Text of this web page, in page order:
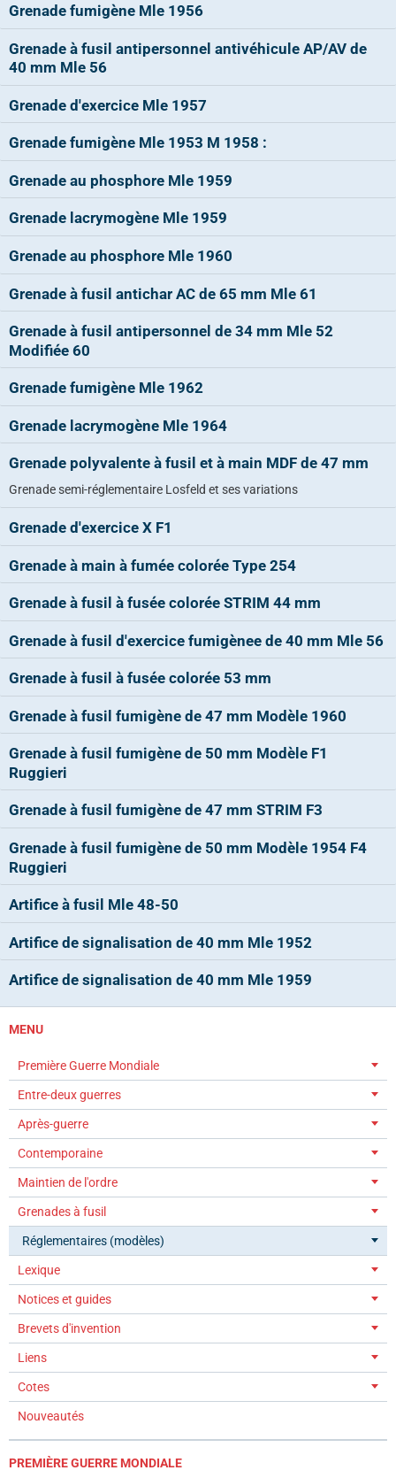
Grenade fumigène Mle 1956
Grenade à fusil antipersonnel antivéhicule AP/AV de
40 mm Mle 56
Grenade d'exercice Mle 1957
Grenade fumigène Mle 1953 M 1958 :
Grenade au phosphore Mle 1959
Grenade lacrymogène Mle 1959
Grenade au phosphore Mle 1960
Grenade à fusil antichar AC de 65 mm Mle 61
Grenade à fusil antipersonnel de 34 mm Mle 52
Modifiée 60
Grenade fumigène Mle 1962
Grenade lacrymogène Mle 1964
Grenade polyvalente à fusil et à main MDF de 47 mm
Grenade semi-réglementaire Losfeld et ses variations
Grenade d'exercice X F1
Grenade à main à fumée colorée Type 254
Grenade à fusil à fusée colorée STRIM 44 mm
Grenade à fusil d'exercice fumigènee de 40 mm Mle 56
Grenade à fusil à fusée colorée 53 mm
Grenade à fusil fumigène de 47 mm Modèle 1960
Grenade à fusil fumigène de 50 mm Modèle F1
Ruggieri
Grenade à fusil fumigène de 47 mm STRIM F3
Grenade à fusil fumigène de 50 mm Modèle 1954 F4
Ruggieri
Artifice à fusil Mle 48-50
Artifice de signalisation de 40 mm Mle 1952
Artifice de signalisation de 40 mm Mle 1959
MENU
Première Guerre Mondiale
Entre-deux guerres
Après-guerre
Contemporaine
Maintien de l'ordre
Grenades à fusil
Réglementaires (modèles)
Lexique
Notices et guides
Brevets d'invention
Liens
Cotes
Nouveautés
PREMIÈRE GUERRE MONDIALE